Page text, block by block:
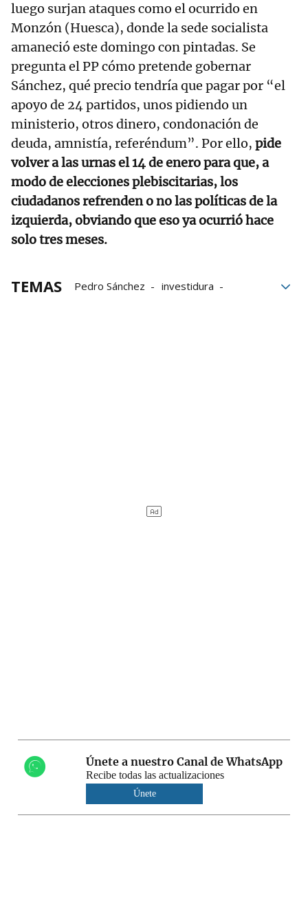
luego surjan ataques como el ocurrido en
Monzón (Huesca), donde la sede socialista
amaneció este domingo con pintadas. Se
pregunta el PP cómo pretende gobernar
Sánchez, qué precio tendría que pagar por “el
apoyo de 24 partidos, unos pidiendo un
ministerio, otros dinero, condonación de
deuda, amnistía, referéndum”. Por ello, pide
volver a las urnas el 14 de enero para que, a
modo de elecciones plebiscitarias, los
ciudadanos refrenden o no las políticas de la
izquierda, obviando que eso ya ocurrió hace
solo tres meses.
TEMAS Pedro Sánchez
investidura
Únete a nuestro Canal de WhatsApp
Recibe todas las actualizaciones
Únete